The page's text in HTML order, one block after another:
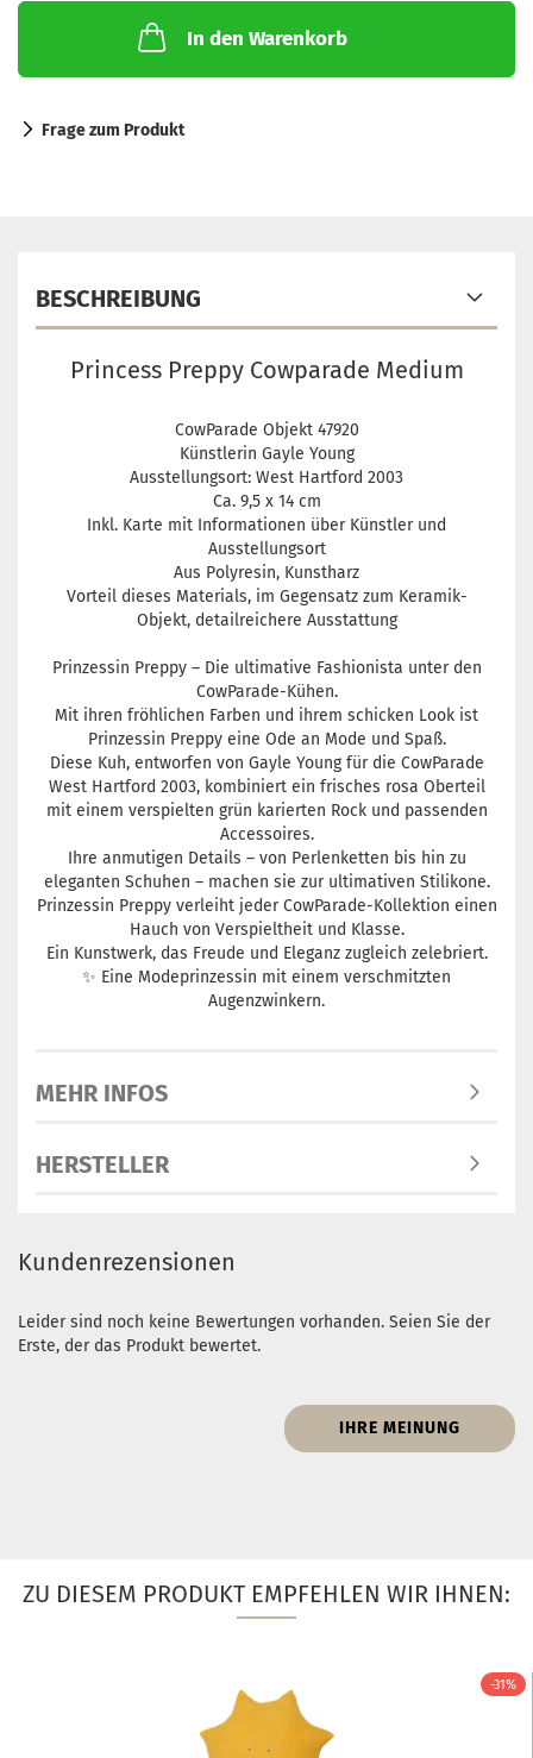
In den Warenkorb
Frage zum Produkt
BESCHREIBUNG
Princess Preppy Cowparade Medium
CowParade Objekt 47920
Künstlerin Gayle Young
Ausstellungsort: West Hartford 2003
Ca. 9,5 x 14 cm
Inkl. Karte mit Informationen über Künstler und
Ausstellungsort
Aus Polyresin, Kunstharz
Vorteil dieses Materials, im Gegensatz zum Keramik-
Objekt, detailreichere Ausstattung
Prinzessin Preppy – Die ultimative Fashionista unter den
CowParade-Kühen.
Mit ihren fröhlichen Farben und ihrem schicken Look ist
Prinzessin Preppy eine Ode an Mode und Spaß.
Diese Kuh, entworfen von Gayle Young für die CowParade
West Hartford 2003, kombiniert ein frisches rosa Oberteil
mit einem verspielten grün karierten Rock und passenden
Accessoires.
Ihre anmutigen Details – von Perlenketten bis hin zu
eleganten Schuhen – machen sie zur ultimativen Stilikone.
Prinzessin Preppy verleiht jeder CowParade-Kollektion einen
Hauch von Verspieltheit und Klasse.
Ein Kunstwerk, das Freude und Eleganz zugleich zelebriert.
✨ Eine Modeprinzessin mit einem verschmitzten
Augenzwinkern.
MEHR INFOS
HERSTELLER
Kundenrezensionen
Leider sind noch keine Bewertungen vorhanden. Seien Sie der
Erste, der das Produkt bewertet.
IHRE MEINUNG
ZU DIESEM PRODUKT EMPFEHLEN WIR IHNEN:
-31%